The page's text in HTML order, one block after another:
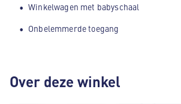
Winkelwagen met babyschaal
Onbelemmerde toegang
Over deze winkel